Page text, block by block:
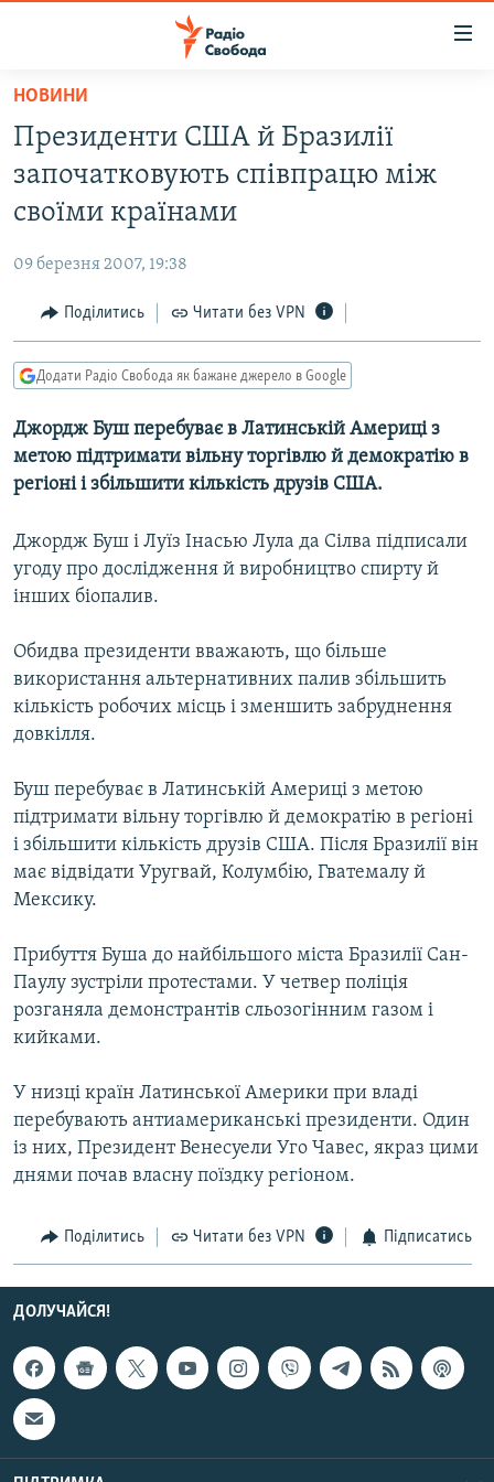
Перейти
основного
матеріалу
Перейти
до
основної
навігації
Перейти
до
пошуку
ВСЕ ЗА ДОБУ
СТАТТІ
ЕКОНОМІКА
СУСПІЛЬСТВО
УКРАЇНА
СВІТ
РОСІЙСЬКА «ФІЛЬТРАЦІЯ»
ДОНБАС.РЕАЛІЇ
ТИ ЯК?
СХЕМИ
КИТАЙ.ВИКЛИКИ
ФОТО
СПЕЦПРОЄКТИ
КРИМ РЕАЛІЇ
КТАТ
Усі сайти RFE/RL
НОВИНИ
Президенти США й Бразилії
започатковують співпрацю між
своїми країнами
09 березня 2007, 19:38
Поділитись Читати без VPN
Додати Радіо Свобода як бажане джерело в Google
Джордж Буш перебуває в Латинській Америці з
метою підтримати вільну торгівлю й демократію в
регіоні і збільшити кількість друзів США.
Джордж Буш і Луїз Інасью Лула да Сілва підписали
угоду про дослідження й виробництво спирту й
інших біопалив.
Обидва президенти вважають, що більше
використання альтернативних палив збільшить
кількість робочих місць і зменшить забруднення
довкілля.
Буш перебуває в Латинській Америці з метою
підтримати вільну торгівлю й демократію в регіоні
і збільшити кількість друзів США. Після Бразилії він
має відвідати Уругвай, Колумбію, Гватемалу й
Мексику.
Прибуття Буша до найбільшого міста Бразилії Сан-
Паулу зустріли протестами. У четвер поліція
розганяла демонстрантів сльозогінним газом і
кийками.
У низці країн Латинської Америки при владі
перебувають антиамериканські президенти. Один
із них, Президент Венесуели Уго Чавес, якраз цими
днями почав власну поїздку регіоном.
Поділитись Читати без VPN Підписатись
ДОЛУЧАЙСЯ!